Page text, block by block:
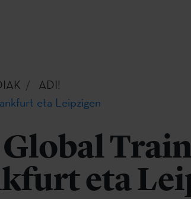
ADI!
eta Leipzigen
eta